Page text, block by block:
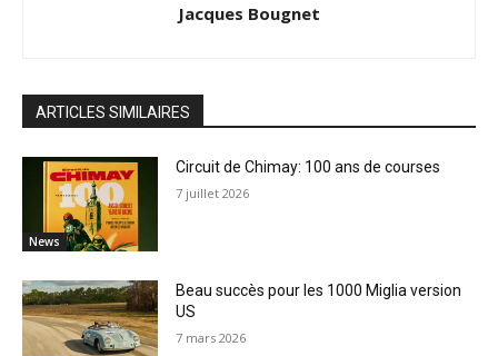
Jacques Bougnet
ARTICLES SIMILAIRES
News
Circuit de Chimay: 100 ans de courses
7 juillet 2026
Beau succès pour les 1000 Miglia version
US
7 mars 2026